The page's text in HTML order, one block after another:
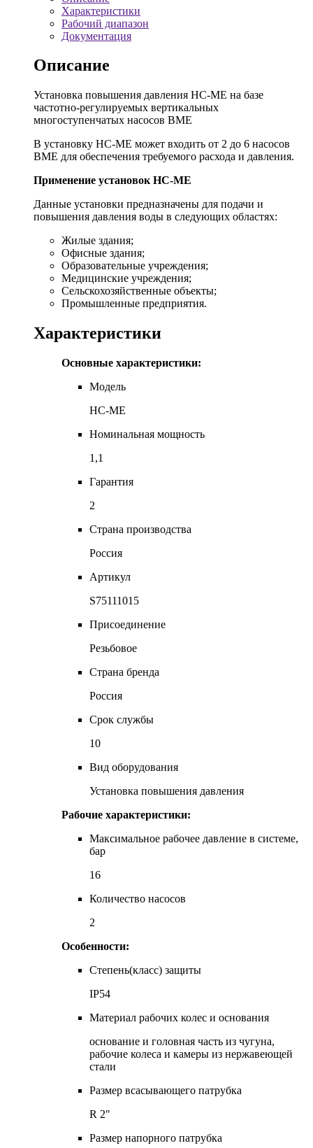
Характеристики
Рабочий диапазон
Документация
Описание
Установка повышения давления HC-ME на базе
частотно-регулируемых вертикальных
многоступенчатых насосов BME
В установку HC-ME может входить от 2 до 6 насосов
BME для обеспечения требуемого расхода и давления.
Применение установок HC-ME
Данные установки предназначены для подачи и
повышения давления воды в следующих областях:
Жилые здания;
Офисные здания;
Образовательные учреждения;
Медицинские учреждения;
Сельскохозяйственные объекты;
Промышленные предприятия.
Характеристики
Основные характеристики:
Модель
HC-ME
Номинальная мощность
1,1
Гарантия
2
Страна производства
Россия
Артикул
S75111015
Присоединение
Резьбовое
Страна бренда
Россия
Срок службы
10
Вид оборудования
Установка повышения давления
Рабочие характеристики:
Максимальное рабочее давление в системе,
бар
16
Количество насосов
2
Особенности:
Степень(класс) защиты
IP54
Материал рабочих колес и основания
основание и головная часть из чугуна,
рабочие колеса и камеры из нержавеющей
стали
Размер всасывающего патрубка
R 2"
Размер напорного патрубка